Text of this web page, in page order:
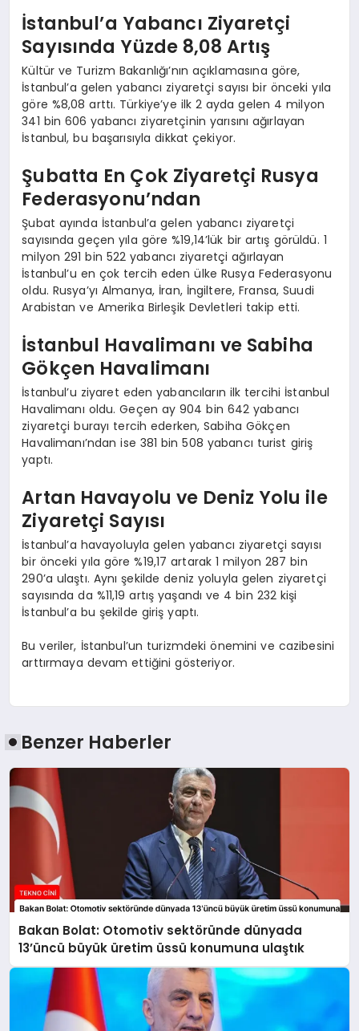
İstanbul’a Yabancı Ziyaretçi
Sayısında Yüzde 8,08 Artış
Kültür ve Turizm Bakanlığı’nın açıklamasına göre,
İstanbul’a gelen yabancı ziyaretçi sayısı bir önceki yıla
göre %8,08 arttı. Türkiye’ye ilk 2 ayda gelen 4 milyon
341 bin 606 yabancı ziyaretçinin yarısını ağırlayan
İstanbul, bu başarısıyla dikkat çekiyor.
Şubatta En Çok Ziyaretçi Rusya
Federasyonu’ndan
Şubat ayında İstanbul’a gelen yabancı ziyaretçi
sayısında geçen yıla göre %19,14’lük bir artış görüldü. 1
milyon 291 bin 522 yabancı ziyaretçi ağırlayan
İstanbul’u en çok tercih eden ülke Rusya Federasyonu
oldu. Rusya’yı Almanya, İran, İngiltere, Fransa, Suudi
Arabistan ve Amerika Birleşik Devletleri takip etti.
İstanbul Havalimanı ve Sabiha
Gökçen Havalimanı
İstanbul’u ziyaret eden yabancıların ilk tercihi İstanbul
Havalimanı oldu. Geçen ay 904 bin 642 yabancı
ziyaretçi burayı tercih ederken, Sabiha Gökçen
Havalimanı’ndan ise 381 bin 508 yabancı turist giriş
yaptı.
Artan Havayolu ve Deniz Yolu ile
Ziyaretçi Sayısı
İstanbul’a havayoluyla gelen yabancı ziyaretçi sayısı
bir önceki yıla göre %19,17 artarak 1 milyon 287 bin
290’a ulaştı. Aynı şekilde deniz yoluyla gelen ziyaretçi
sayısında da %11,19 artış yaşandı ve 4 bin 232 kişi
İstanbul’a bu şekilde giriş yaptı.
Bu veriler, İstanbul’un turizmdeki önemini ve cazibesini
arttırmaya devam ettiğini gösteriyor.
Benzer Haberler
Bakan Bolat: Otomotiv sektöründe dünyada
13’üncü büyük üretim üssü konumuna ulaştık